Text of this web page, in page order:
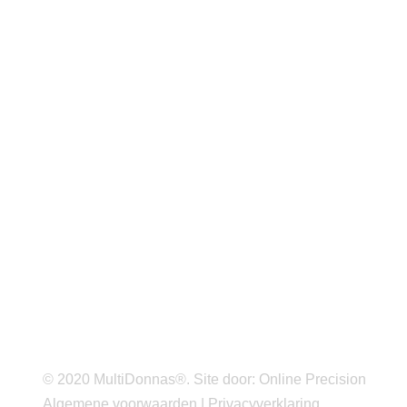
© 2020 MultiDonnas®. Site door: Online Precision